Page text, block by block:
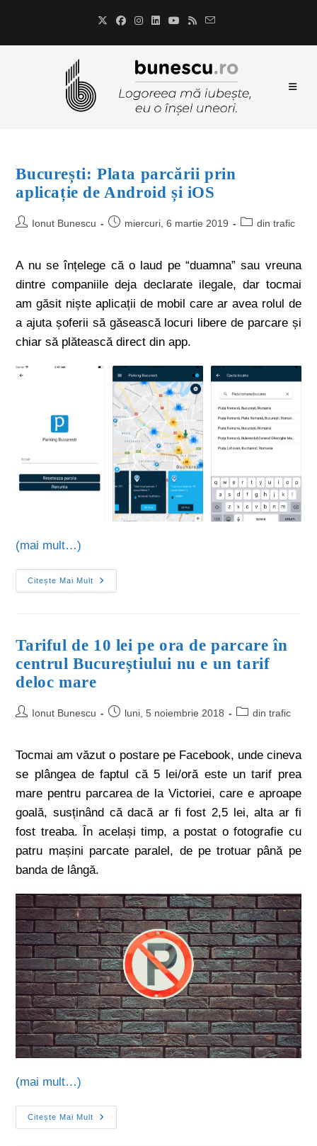
București: Plata parcării prin
aplicație de Android și iOS
Ionut Bunescu miercuri, 6 martie 2019 din trafic
A nu se înțelege că o laud pe “duamna” sau vreuna
dintre companiile deja declarate ilegale, dar tocmai
am găsit niște aplicații de mobil care ar avea rolul de
a ajuta șoferii să găsească locuri libere de parcare și
chiar să plătească direct din app.
(mai mult…)
Citește Mai Mult
Tariful de 10 lei pe ora de parcare în
centrul Bucureștiului nu e un tarif
deloc mare
Ionut Bunescu luni, 5 noiembrie 2018 din trafic
Tocmai am văzut o postare pe Facebook, unde cineva
se plângea de faptul că 5 lei/oră este un tarif prea
mare pentru parcarea de la Victoriei, care e aproape
goală, susținând că dacă ar fi fost 2,5 lei, alta ar fi
fost treaba. În același timp, a postat o fotografie cu
patru mașini parcate paralel, de pe trotuar până pe
banda de lângă.
(mai mult…)
Citește Mai Mult